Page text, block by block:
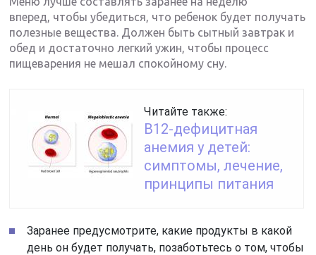
вперед, чтобы убедиться, что ребенок будет получать
полезные вещества. Должен быть сытный завтрак и
обед и достаточно легкий ужин, чтобы процесс
пищеварения не мешал спокойному сну.
Читайте также:
В12-дефицитная
анемия у детей:
симптомы, лечение,
принципы питания
Заранее предусмотрите, какие продукты в какой
день он будет получать, позаботьтесь о том, чтобы